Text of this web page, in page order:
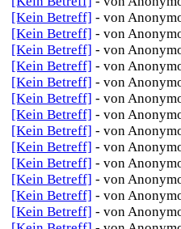
[Kein Betreff] - von
[Kein Betreff] - von
[Kein Betreff] - von
[Kein Betreff] - von
[Kein Betreff] - von
[Kein Betreff] - von
[Kein Betreff] - von
[Kein Betreff] - von
[Kein Betreff] - von
[Kein Betreff] - von
[Kein Betreff] - von
[Kein Betreff] - von
[Kein Betreff] - von